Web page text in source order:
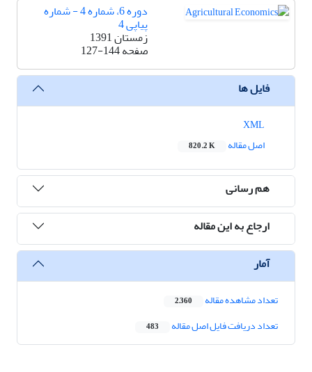
دوره 6، شماره 4 - شماره
پیاپی 4
زمستان 1391
صفحه127-144
فایل ها
اصل مقاله
820.2 K
هم رسانی
ارجاع به این مقاله
آمار
تعداد مشاهده مقاله 2,360
تعداد دریافت فایل اصل مقاله 483